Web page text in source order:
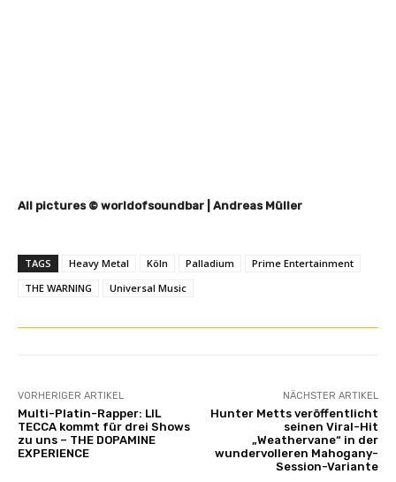
All pictures © worldofsoundbar | Andreas Müller
TAGS Heavy Metal Köln Palladium
Prime Entertainment
THE WARNING
Universal Music
VORHERIGER ARTIKEL
Multi-Platin-Rapper: LIL
TECCA kommt für drei Shows
zu uns – THE DOPAMINE
EXPERIENCE
NÄCHSTER ARTIKEL
Hunter Metts veröffentlicht
seinen Viral-Hit
„Weathervane“ in der
wundervolleren Mahogany-
Session-Variante